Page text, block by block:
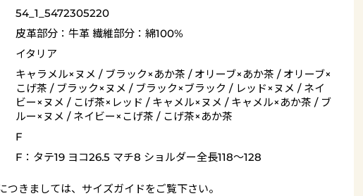
54_1_5472305220
皮革部分：牛革 繊維部分：綿100%
イタリア
キャラメル×ヌメ / ブラック×あか茶 / オリーブ×あか茶 / オリーブ×
こげ茶 / ブラック×ヌメ / ブラック×ブラック / レッド×ヌメ / ネイ
ビー×ヌメ / こげ茶×レッド / キャメル×ヌメ / キャメル×あか茶 / ブ
ルー×ヌメ / ネイビー×こげ茶 / こげ茶×あか茶
F
F：タテ19 ヨコ26.5 マチ8 ショルダー全長118～128
きましては、 サイズガイドをご覧下さい。